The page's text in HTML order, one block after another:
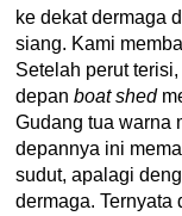
ke dekat dermaga
siang. Kami
Setelah perut
depan boat shed
Gudang tua warna
depannya ini
sudut, apalagi
dermaga.